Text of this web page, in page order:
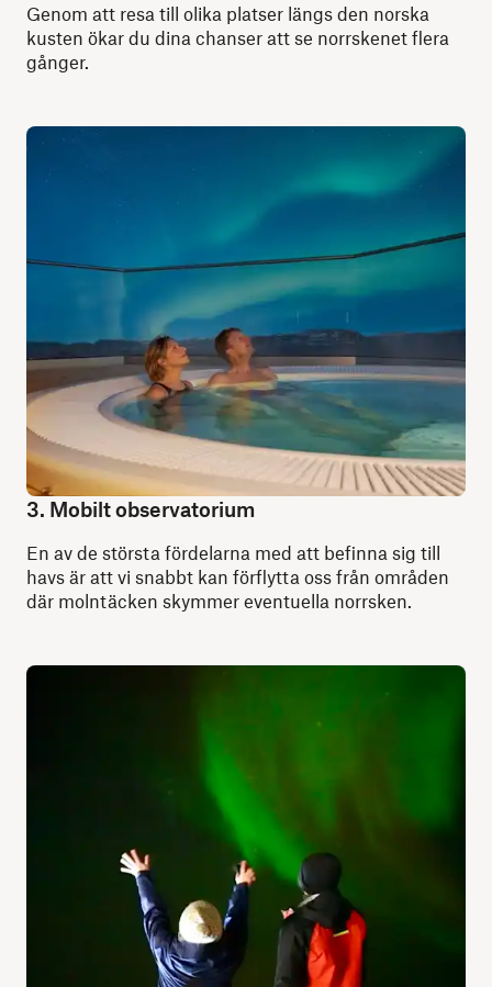
Genom att resa till olika platser längs den norska
kusten ökar du dina chanser att se norrskenet flera
gånger.
3. Mobilt observatorium
En av de största fördelarna med att befinna sig till
havs är att vi snabbt kan förflytta oss från områden
där molntäcken skymmer eventuella norrsken.